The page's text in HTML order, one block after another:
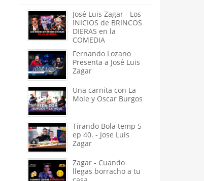
José Luis Zagar - Los
INICIOS de BRINCOS
DIERAS en la
COMEDIA
Fernando Lozano
Presenta a José Luis
Zagar
Una carnita con La
Mole y Oscar Burgos
Tirando Bola temp 5
ep 40. - Jose Luis
Zagar
Zagar - Cuando
llegas borracho a tu